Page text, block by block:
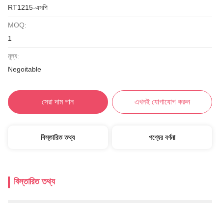
RT1215-এসপি
MOQ:
1
মূল্য:
Negoitable
সেরা দাম পান এখনই যোগাযোগ করুন
বিস্তারিত তথ্য পণ্যের বর্ণনা
বিস্তারিত তথ্য